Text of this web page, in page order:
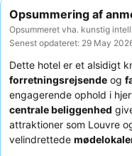
Opsummering af
Opsummeret vha. kunstig
Senest opdateret: 29 May
Dette hotel er et alsidigt
forretningsrejsende og
engagerende ophold i
centrale beliggenhed
attraktioner som Louvre
velindrettede